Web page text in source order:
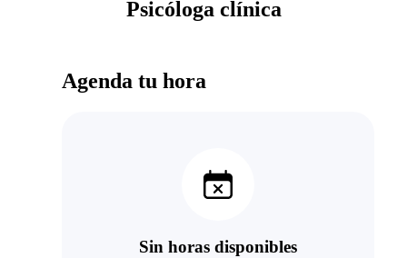
Psicóloga clínica
Agenda tu hora
Sin horas disponibles